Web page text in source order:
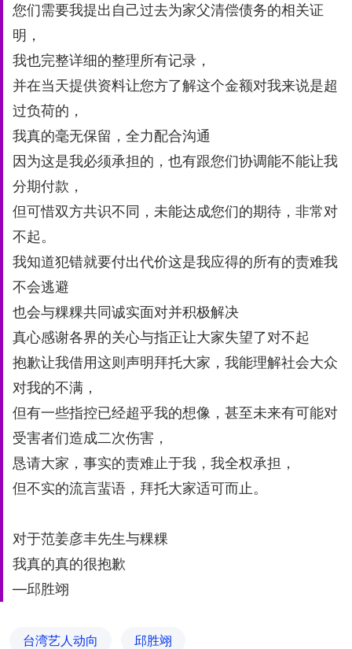
您们需要我提出⾃⼰过去为家⽗清偿债务的相关证
明，
我也完整详细的整理所有记录，
并在当天提供资料让您⽅了解这个⾦额对我来说是超
过负荷的，
我真的毫无保留，全⼒配合沟通
因为这是我必须承担的，也有跟您们协调能不能让我
分期付款，
但可惜双⽅共识不同，未能达成您们的期待，非常对
不起。
我知道犯错就要付出代价这是我应得的所有的责难我
不会逃避
也会与粿粿共同诚实⾯对并积极解决
真⼼感谢各界的关⼼与指正让⼤家失望了对不起
抱歉让我借⽤这则声明拜托⼤家，我能理解社会⼤众
对我的不满，
但有⼀些指控已经超乎我的想像，甚⾄未来有可能对
受害者们造成⼆次伤害，
恳请⼤家，事实的责难⽌于我，我全权承担，
但不实的流⾔蜚语，拜托⼤家适可⽽⽌。
对于范姜彦丰先⽣与粿粿
我真的真的很抱歉
—邱胜翊
台湾艺人动向 邱胜翊